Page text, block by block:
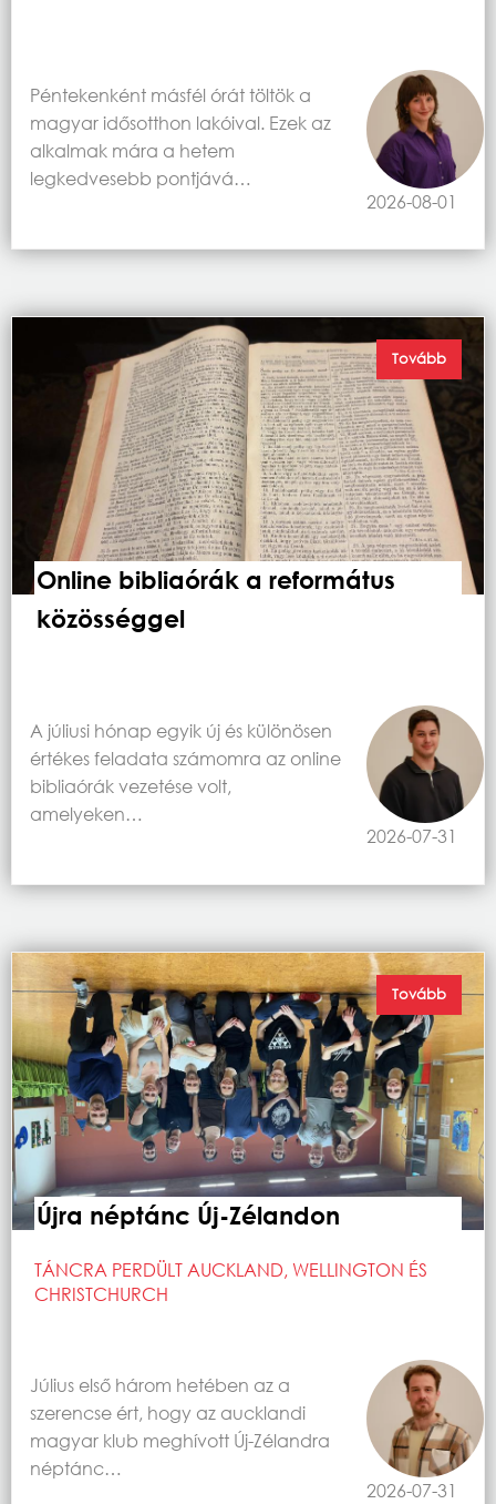
2026-08-01
Péntekenként másfél órát töltök a
magyar idősotthon lakóival. Ezek az
alkalmak mára a hetem
legkedvesebb pontjává…
Online bibliaórák a református
közösséggel
2026-07-31
A júliusi hónap egyik új és különösen
értékes feladata számomra az online
bibliaórák vezetése volt,
amelyeken…
Tovább
Újra néptánc Új-Zélandon
TÁNCRA PERDÜLT AUCKLAND, WELLINGTON ÉS
CHRISTCHURCH
2026-07-31
Július első három hetében az a
szerencse ért, hogy az aucklandi
magyar klub meghívott Új-Zélandra
néptánc…
Tovább